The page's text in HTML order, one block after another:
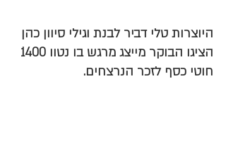
היוצרות טלי דביר לבנת וגילי סיוון כהן
חוטי כסף לזכר הנרצחים.